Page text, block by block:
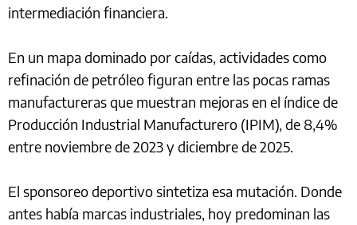
intermediación financiera.
En un mapa dominado por caídas, actividades como
refinación de petróleo figuran entre las pocas ramas
manufactureras que muestran mejoras en el índice de
Producción Industrial Manufacturero (IPIM), de 8,4%
entre noviembre de 2023 y diciembre de 2025.
El sponsoreo deportivo sintetiza esa mutación. Donde
antes había marcas industriales, hoy predominan las